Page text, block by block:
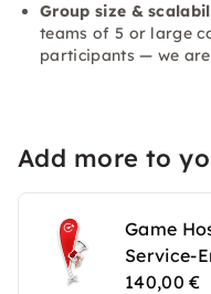
Group size &
teams of 5 or large
participants — we
Add more to
Game
Service-
140,00 €